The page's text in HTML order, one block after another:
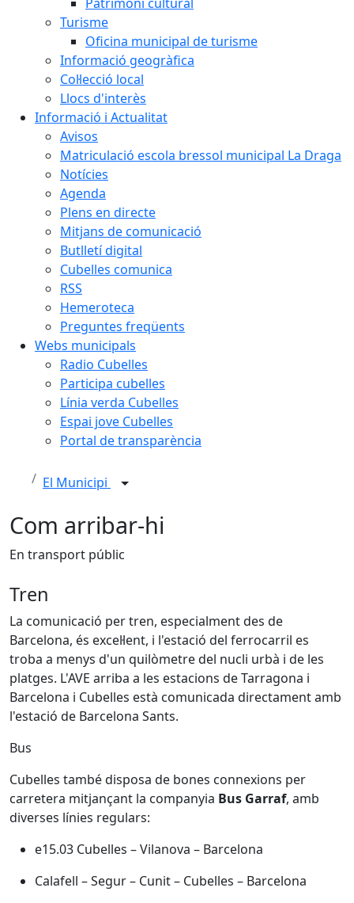
Turisme
Oficina municipal de turisme
Informació geogràfica
Col·lecció local
Llocs d'interès
Informació i Actualitat
Avisos
Matriculació escola bressol municipal La Draga
Notícies
Agenda
Plens en directe
Mitjans de comunicació
Butlletí digital
Cubelles comunica
RSS
Hemeroteca
Preguntes freqüents
Webs municipals
Radio Cubelles
Participa cubelles
Línia verda Cubelles
Espai jove Cubelles
Portal de transparència
El Municipi
Com arribar-hi
En transport públic
Tren
La comunicació per tren, especialment des de
Barcelona, és excel·lent, i l'estació del ferrocarril es
troba a menys d'un quilòmetre del nucli urbà i de les
platges. L'AVE arriba a les estacions de Tarragona i
Barcelona i Cubelles està comunicada directament amb
l'estació de Barcelona Sants.
Bus
Cubelles també disposa de bones connexions per
carretera mitjançant la companyia Bus Garraf, amb
diverses línies regulars:
e15.03 Cubelles – Vilanova – Barcelona
Calafell – Segur – Cunit – Cubelles – Barcelona